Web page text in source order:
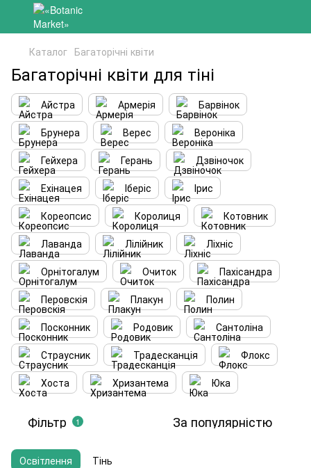
Каталог Багаторічні квіти
Багаторічні квіти для тіні
Айстра Армерія
Барвінок
Брунера
Верес
Вероніка
Гейхера
Герань
Дзвіночок
Ехінацея
Іберіс
Ірис
Кореопсис
Королиця
Котовник
Лаванда
Лілійник
Ліхніс
Орнітогалум
Очиток
Пахісандра
Перовскія
Плакун
Полин
Посконник
Родовик
Сантоліна
Страусник
Традесканція
Флокс
Хоста
Хризантема Юка
Фільтр 1 За популярністю
Освітлення Тінь